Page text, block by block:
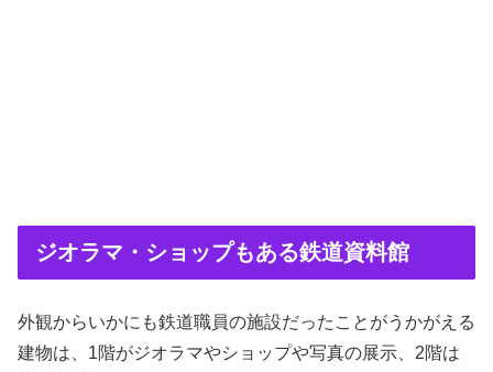
ジオラマ・ショップもある鉄道資料館
外観からいかにも鉄道職員の施設だったことがうかがえる
建物は、1階がジオラマやショップや写真の展示、2階は